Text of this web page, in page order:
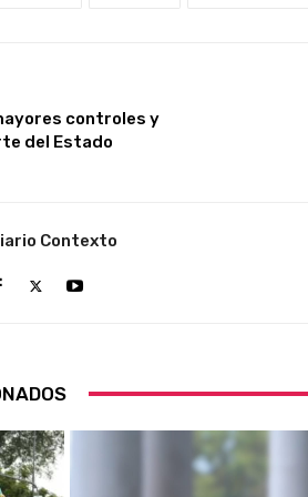
controles y
del Estado
Contexto